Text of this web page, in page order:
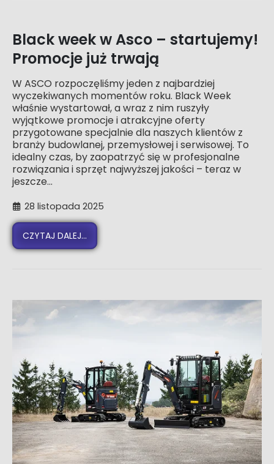
Black week w Asco – startujemy!
Promocje już trwają
W ASCO rozpoczęliśmy jeden z najbardziej
wyczekiwanych momentów roku. Black Week
właśnie wystartował, a wraz z nim ruszyły
wyjątkowe promocje i atrakcyjne oferty
przygotowane specjalnie dla naszych klientów z
branży budowlanej, przemysłowej i serwisowej. To
idealny czas, by zaopatrzyć się w profesjonalne
rozwiązania i sprzęt najwyższej jakości – teraz w
jeszcze...
28 listopada 2025
CZYTAJ DALEJ...